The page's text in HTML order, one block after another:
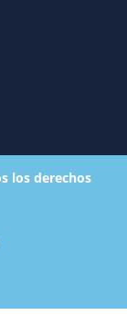
los derechos